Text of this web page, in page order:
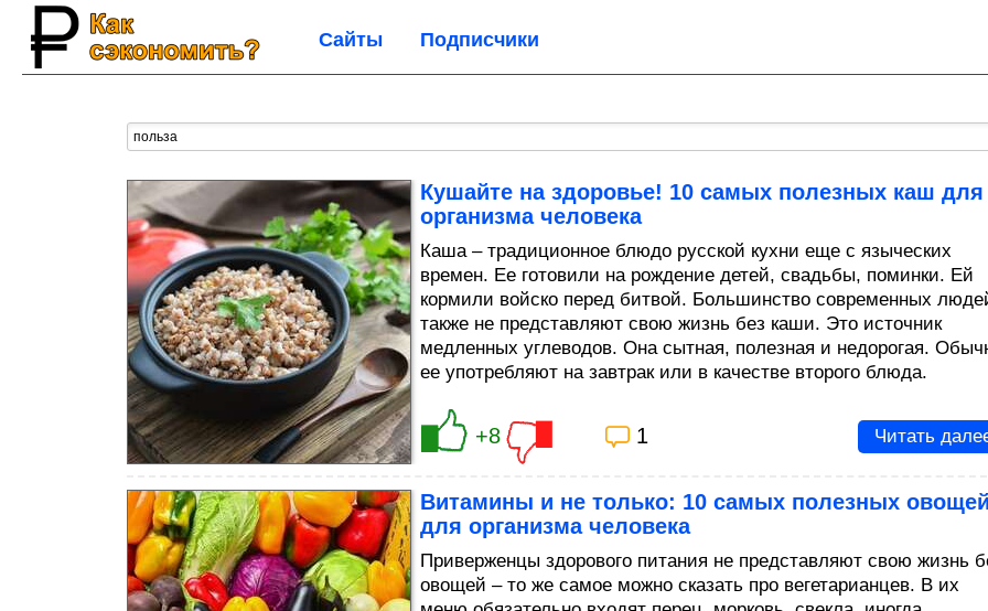
Сайты Подписчики
Кушайте на здоровье! 10 самых полезных каш для
организма человека
Каша – традиционное блюдо русской кухни еще с языческих
времен. Ее готовили на рождение детей, свадьбы, поминки. Ей
кормили войско перед битвой. Большинство современных
также не представляют свою жизнь без каши. Это источник
медленных углеводов. Она сытная, полезная и недорогая.
ее употребляют на завтрак или в качестве второго блюда.
+8 1 Читать
Витамины и не только: 10 самых полезных
для организма человека
Приверженцы здорового питания не представляют свою жизнь
овощей – то же самое можно сказать про вегетарианцев. В их